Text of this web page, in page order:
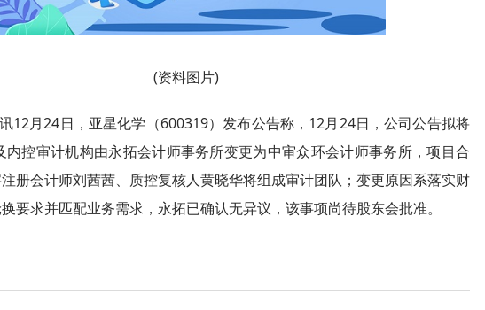
(资料图片)
12月24日，亚星化学（600319）发布公告称，12月24日，公司公告拟将
内控审计机构由永拓会计师事务所变更为中审众环会计师事务所，项目合
册会计师刘茜茜、质控复核人黄晓华将组成审计团队；变更原因系落实财
要求并匹配业务需求，永拓已确认无异议，该事项尚待股东会批准。